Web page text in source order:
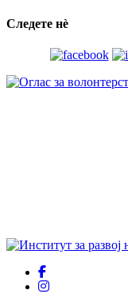
Следете нѐ